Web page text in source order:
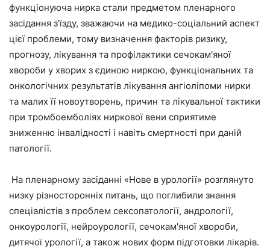
функціонуюча нирка стали предметом пленарного
засідання з'їзду, зважаючи на медико-соціальний аспект
цієї проблеми, тому визначення факторів ризику,
прогнозу, лікування та профілактики сечокам'яної
хвороби у хворих з єдиною ниркою, функціональних та
онкологічних результатів лікування ангіоліпоми нирки
та малих її новоутворень, причин та лікувальної тактики
при тромбоемболіях ниркової вени сприятиме
зниженню інвалідності і навіть смертності при даній
патології.
На пленарному засіданні «Нове в урології» розглянуто
низку різносторонніх питань, що поглибили знання
спеціалістів з проблем сексопатології, андрології,
онкоурології, нейроурології, сечокам'яної хвороби,
дитячої урології, а також нових форм підготовки лікарів.